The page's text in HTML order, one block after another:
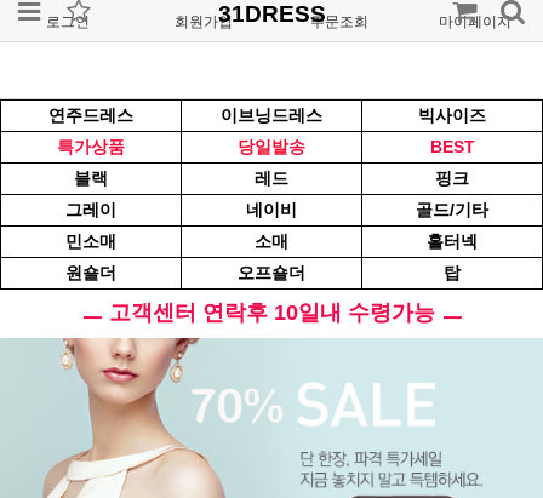
로그인 회원가입 주문조회 마이페이지
31DRESS
연주드레스 이브닝드레스
빅사이즈
특가상품
당일발송
BEST
블랙
레드
핑크
그레이
네이비
골드/기타
민소매
소매
홀터넥
원숄더
오프숄더 탑
ㅡ 고객센터 연락후 10일내 수령가능 ㅡ